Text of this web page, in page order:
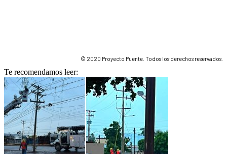
© 2020 Proyecto Puente. Todos los derechos reservados.
Te recomendamos leer: